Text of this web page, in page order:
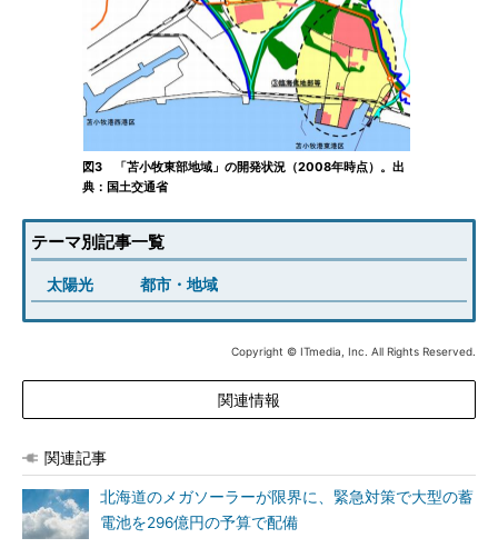
図3 「苫小牧東部地域」の開発状況（2008年時点）。出
典：国土交通省
テーマ別記事一覧
太陽光 都市・地域
Copyright © ITmedia, Inc. All Rights Reserved.
関連情報
関連記事
北海道のメガソーラーが限界に、緊急対策で大型の蓄
電池を296億円の予算で配備